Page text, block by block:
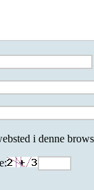
i denne